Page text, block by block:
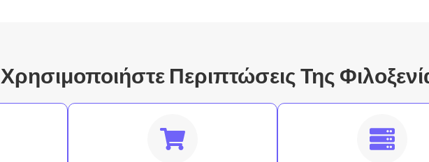
Χρησιμοποιήστε Περιπτώσεις Της